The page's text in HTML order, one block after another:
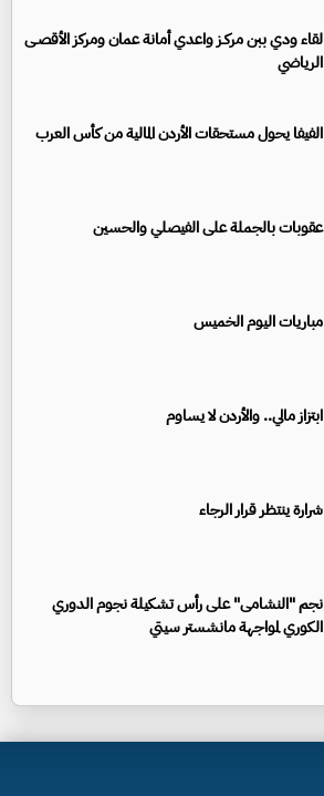
لقاء ودي ببن مركـز واعدي أمانة عمان ومركز الأقصـى
الرياضي
الفيفا يحول مستحقات الأردن المالية من كأس العرب
عقوبات بالجملة على الفيصلي والحسين
مباريات اليوم الخميس
ابتزاز مالي.. والأردن لا يساوم
شرارة ينتظر قرار الرجاء
نجم "النشامى" على رأس تشكيلة نجوم الدوري
الكوري لمواجهة مانشستر سيتي